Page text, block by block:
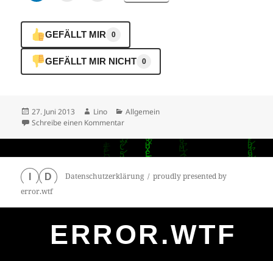
GEFÄLLT MIR 0
GEFÄLLT MIR NICHT 0
Veröffentlicht
am
27. Juni 2013 Autor
Lino Kategorien
Allgemein
Schreibe einen Kommentarzu
D Datenschutzerklärung
proudly presented by
error.wtf
ERROR.WTF